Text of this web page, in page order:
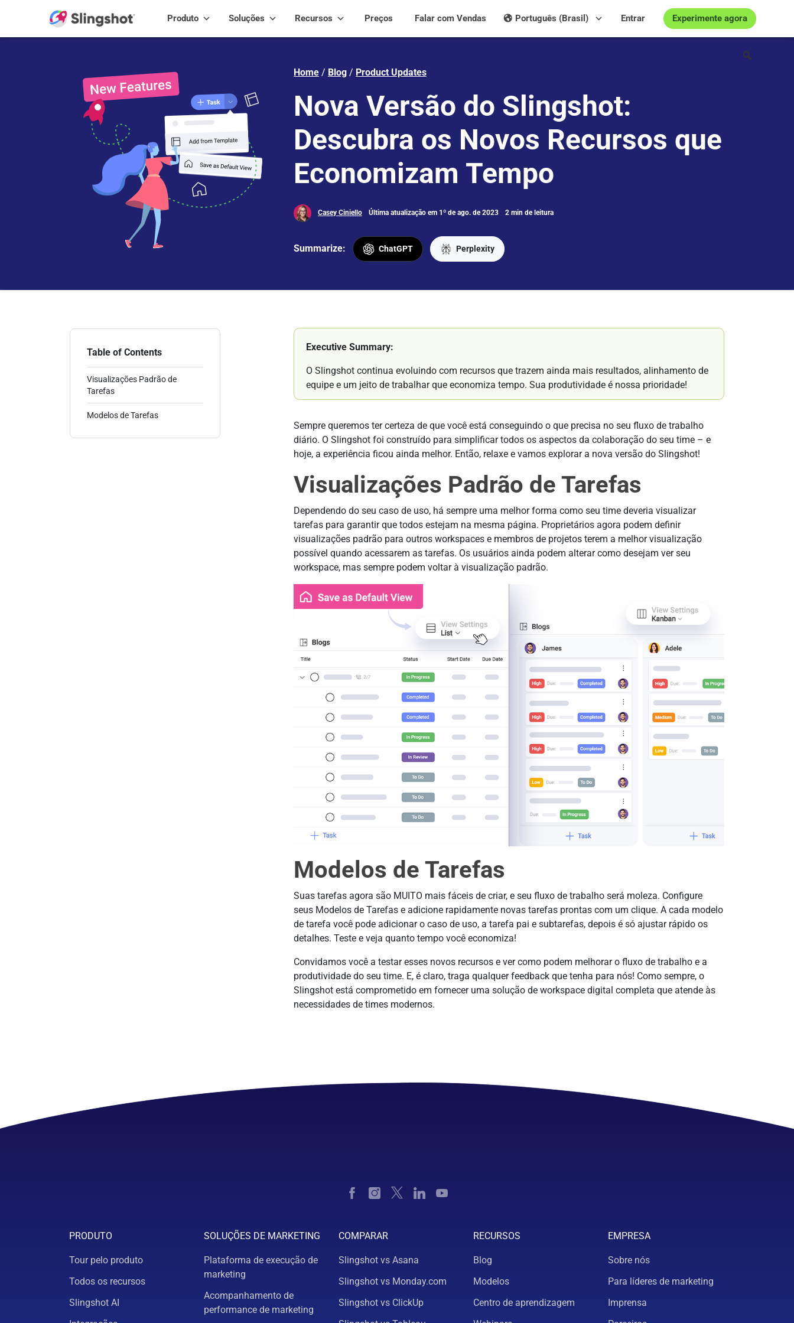
Produto Soluções Recursos Preços Experimente agora
Entrar
Português (Brasil)
Falar com Vendas
Home / Blog / Product Updates
Nova Versão do Slingshot:
Descubra os Novos Recursos que
Economizam Tempo
Casey Ciniello Última atualização em 1º de ago. de 2023 2 min de leitura
Summarize: ChatGPT Perplexity
Table of Contents
Visualizações Padrão de
Tarefas
Modelos de Tarefas
Executive Summary:
O Slingshot continua evoluindo com recursos que trazem ainda mais resultados, alinhamento de
equipe e um jeito de trabalhar que economiza tempo. Sua produtividade é nossa prioridade!
Sempre queremos ter certeza de que você está conseguindo o que precisa no seu fluxo de trabalho
diário. O Slingshot foi construído para simplificar todos os aspectos da colaboração do seu time – e
hoje, a experiência ficou ainda melhor. Então, relaxe e vamos explorar a nova versão do Slingshot!
Visualizações Padrão de Tarefas
Dependendo do seu caso de uso, há sempre uma melhor forma como seu time deveria visualizar
tarefas para garantir que todos estejam na mesma página. Proprietários agora podem definir
visualizações padrão para outros workspaces e membros de projetos terem a melhor visualização
possível quando acessarem as tarefas. Os usuários ainda podem alterar como desejam ver seu
workspace, mas sempre podem voltar à visualização padrão.
Modelos de Tarefas
Suas tarefas agora são MUITO mais fáceis de criar, e seu fluxo de trabalho será moleza. Configure
seus Modelos de Tarefas e adicione rapidamente novas tarefas prontas com um clique. A cada modelo
de tarefa você pode adicionar o caso de uso, a tarefa pai e subtarefas, depois é só ajustar rápido os
detalhes. Teste e veja quanto tempo você economiza!
Convidamos você a testar esses novos recursos e ver como podem melhorar o fluxo de trabalho e a
produtividade do seu time. E, é claro, traga qualquer feedback que tenha para nós! Como sempre, o
Slingshot está comprometido em fornecer uma solução de workspace digital completa que atende às
necessidades de times modernos.
PRODUTO
Tour pelo produto
Todos os recursos
Slingshot AI
SOLUÇÕES DE MARKETING
Plataforma de execução de
marketing
Acompanhamento de
performance de marketing
COMPARAR
Slingshot vs Asana
Slingshot vs Monday.com
Slingshot vs ClickUp
RECURSOS
Blog
Modelos
Centro de aprendizagem
EMPRESA
Sobre nós
Para líderes de marketing
Imprensa